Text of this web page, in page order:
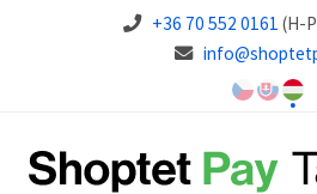
+36 70 552 0161 (H-